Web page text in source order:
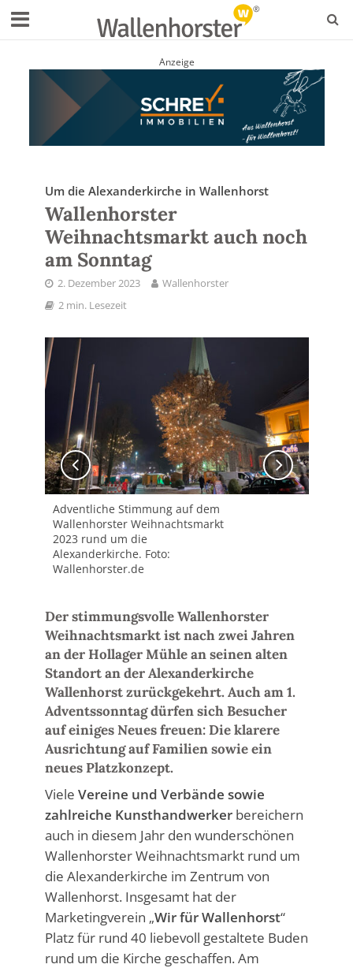
Anzeige
Um die Alexanderkirche in Wallenhorst
Wallenhorster
Weihnachtsmarkt auch noch
am Sonntag
2. Dezember 2023
Wallenhorster
2 min. Lesezeit
Adventliche Stimmung auf dem
Wallenhorster Weihnachtsmarkt
2023 rund um die
Alexanderkirche. Foto:
Wallenhorster.de
Der stimmungsvolle Wallenhorster
Weihnachtsmarkt ist nach zwei Jahren
an der Hollager Mühle an seinen alten
Standort an der Alexanderkirche
Wallenhorst zurückgekehrt. Auch am 1.
Adventssonntag dürfen sich Besucher
auf einiges Neues freuen: Die klarere
Ausrichtung auf Familien sowie ein
neues Platzkonzept.
Viele Vereine und Verbände sowie
zahlreiche Kunsthandwerkerbereichern
auch in diesem Jahr den wunderschönen
Wallenhorster Weihnachtsmarkt rund um
die Alexanderkirche im Zentrum von
Wallenhorst. Insgesamt hat der
Marketingverein „Wir für Wallenhorst“
Platz für rund 40 liebevoll gestaltete Buden
rund um die Kirche geschaffen. Am